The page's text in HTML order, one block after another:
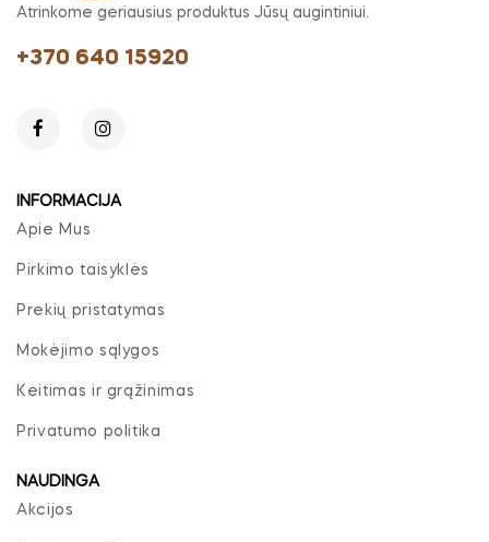
Atrinkome geriausius produktus Jūsų augintiniui.
+370 640 15920
INFORMACIJA
Apie Mus
Pirkimo taisyklės
Prekių pristatymas
Mokėjimo sąlygos
Keitimas ir grąžinimas
Privatumo politika
NAUDINGA
Akcijos